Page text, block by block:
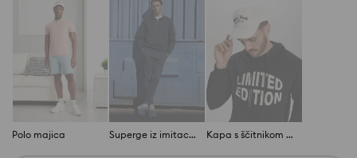
Polo majica Superge iz imitacije usnja Kapa s ščitnikom in napisom